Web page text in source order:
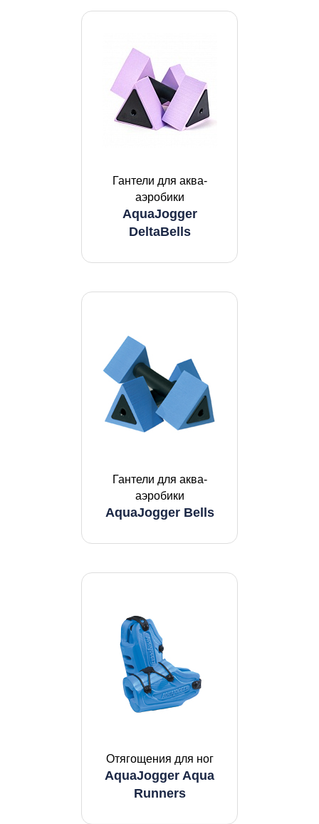
Гантели для аква-
аэробики
AquaJogger
DeltaBells
Гантели для аква-
аэробики
AquaJogger Bells
Отягощения для ног
AquaJogger Aqua
Runners